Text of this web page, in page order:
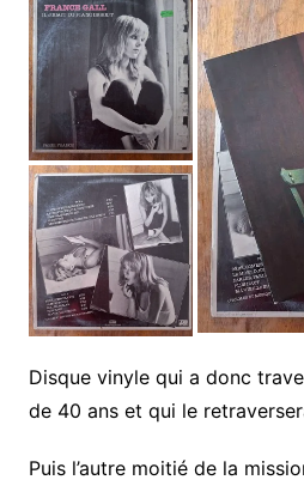
Disque vinyle qui a donc
de 40 ans et qui le
Puis l’autre moitié de la